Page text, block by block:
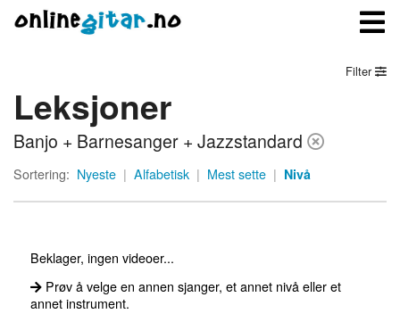
Meny
Logg inn
Filter
Leksjoner
Banjo + Barnesanger + Jazzstandard
Sortering: Nyeste | Alfabetisk | Mest sette | Nivå
Beklager, ingen videoer...
Prøv å velge en annen sjanger, et annet nivå eller et
annet instrument.